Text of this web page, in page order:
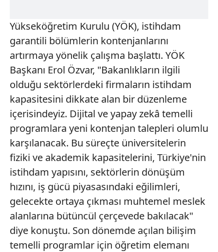
Yükseköğretim Kurulu (YÖK), istihdam
garantili bölümlerin kontenjanlarını
artırmaya yönelik çalışma başlattı. YÖK
Başkanı Erol Özvar, "Bakanlıkların ilgili
olduğu sektörlerdeki firmaların istihdam
kapasitesini dikkate alan bir düzenleme
içerisindeyiz. Dijital ve yapay zekâ temelli
programlara yeni kontenjan talepleri olumlu
karşılanacak. Bu süreçte üniversitelerin
fiziki ve akademik kapasitelerini, Türkiye'nin
istihdam yapısını, sektörlerin dönüşüm
hızını, iş gücü piyasasındaki eğilimleri,
gelecekte ortaya çıkması muhtemel meslek
alanlarına bütüncül çerçevede bakılacak"
diye konuştu. Son dönemde açılan bilişim
temelli programlar için öğretim elemanı